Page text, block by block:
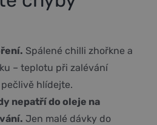
Spálené chilli zhořkne a
– teplotu při zalévání
hlídejte.
nepatří do oleje na
Jen malé dávky do